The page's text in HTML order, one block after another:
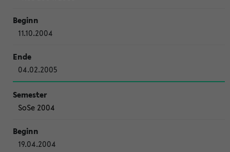
11.10.2004
04.02.2005
SoSe 2004
19.04.2004